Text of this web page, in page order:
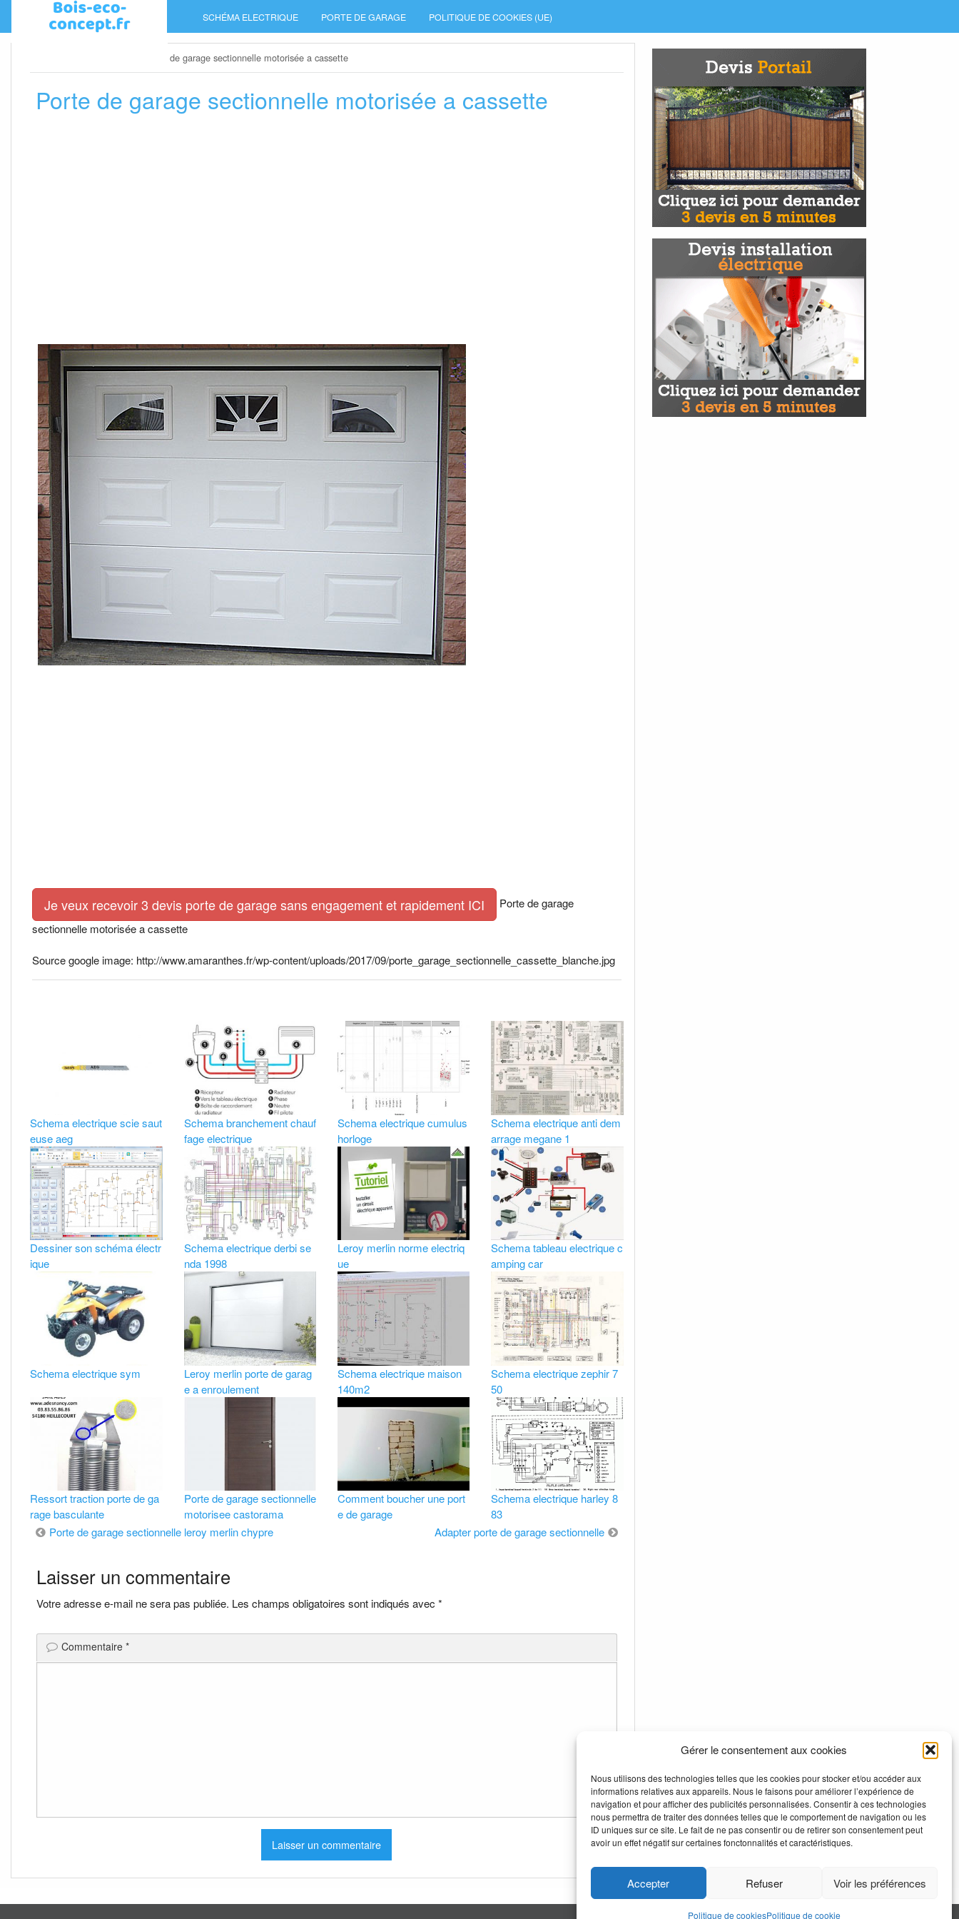
Gérer le consentement aux cookies
Nous utilisons des technologies telles que les cookies pour stocker et/ou accéder aux
informations relatives aux appareils. Nous le faisons pour améliorer l’expérience de
navigation et pour afficher des publicités personnalisées. Consentir à ces technologies
nous permettra de traiter des données telles que le comportement de navigation ou les
ID uniques sur ce site. Le fait de ne pas consentir ou de retirer son consentement peut
avoir un effet négatif sur certaines fonctonnalités et caractéristiques.
Accepter Refuser Voir les préférences
Politique de cookiesPolitique de cookie
SCHÉMA ELECTRIQUE PORTE DE GARAGE POLITIQUE DE COOKIES (UE)
Porte de garage sectionnelle motorisée a cassette
Porte de garage sectionnelle motorisée a cassette
Je veux recevoir 3 devis porte de garage sans engagement et rapidement ICI
Porte de garage
sectionnelle motorisée a cassette
Source google image: http://www.amaranthes.fr/wp-content/uploads/2017/09/porte_garage_sectionnelle_cassette_blanche.jpg
Schema electrique scie saut
euse aeg
Schema branchement chauf
fage electrique
Schema electrique cumulus
horloge
Schema electrique anti dem
arrage megane 1
Dessiner son schéma électr
ique
Schema electrique derbi se
nda 1998
Leroy merlin norme electriq
ue
Schema tableau electrique c
amping car
Schema electrique sym
Leroy merlin porte de garag
e a enroulement
Schema electrique maison
140m2
Schema electrique zephir 7
50
Ressort traction porte de ga
rage basculante
Porte de garage sectionnelle
motorisee castorama
Comment boucher une port
e de garage
Schema electrique harley 8
83
Navigation
de
l’article
Porte de garage sectionnelle leroy merlin chypre Adapter porte de garage sectionnelle
Laisser un commentaire
Votre adresse e-mail ne sera pas publiée. Les champs obligatoires sont indiqués avec *
Commentaire *